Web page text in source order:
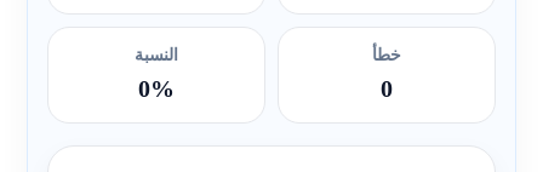
خطأ
0
النسبة
0%